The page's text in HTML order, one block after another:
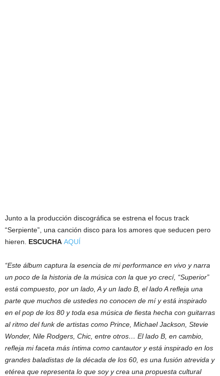
Junto a la producción discográfica se estrena el focus track
“Serpiente”, una canción disco para los amores que seducen pero
hieren. ESCUCHA AQUÍ
“Este álbum captura la esencia de mi performance en vivo y narra
un poco de la historia de la música con la que yo crecí, “Superior”
está compuesto, por un lado, A y un lado B, el lado A refleja una
parte que muchos de ustedes no conocen de mí y está inspirado
en el pop de los 80 y toda esa música de fiesta hecha con guitarras
al ritmo del funk de artistas como Prince, Michael Jackson, Stevie
Wonder, Nile Rodgers, Chic, entre otros… El lado B, en cambio,
refleja mi faceta más íntima como cantautor y está inspirado en los
grandes baladistas de la década de los 60, es una fusión atrevida y
etérea que representa lo que soy y crea una propuesta cultural